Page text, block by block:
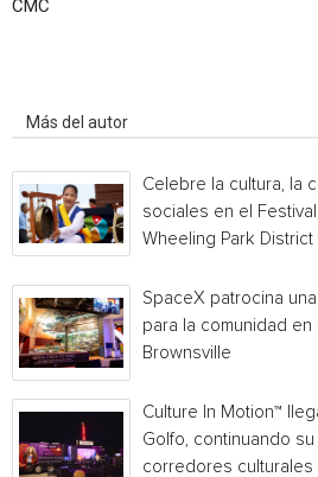
CMC
Más del autor
Celebre la cultura, la
sociales en el
Wheeling Park District
SpaceX patrocina
para la comunidad en
Brownsville
Culture In Motion™
Golfo, continuando
corredores culturales